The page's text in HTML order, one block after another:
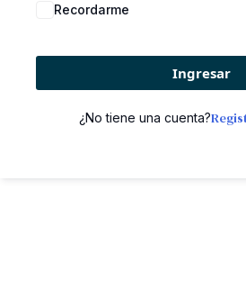
Recordarme
Ingresar
¿No tiene una cuenta?